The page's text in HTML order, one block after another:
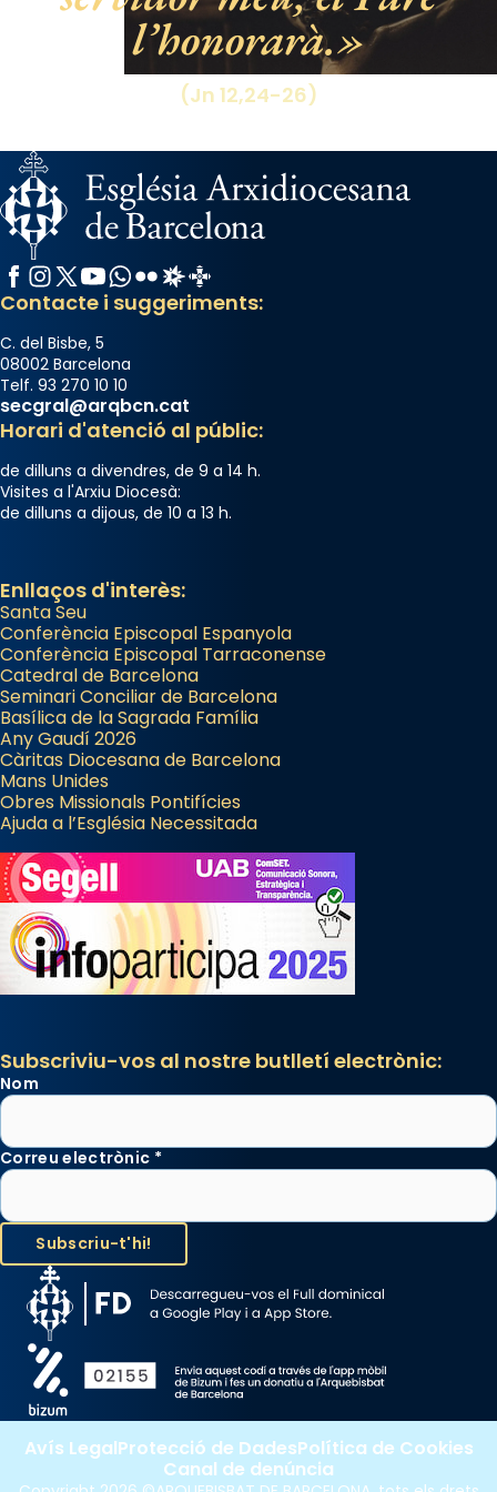
View on Facebook Share
l’honorarà.
(Jn 12,24-26)
Facebook
Instagram
X / Twitter
YouTube
WhatsApp
FlickrRadio Estel
Catalunya Cristiana
Contacte i suggeriments:
C. del Bisbe, 5
08002 Barcelona
Telf. 93 270 10 10
secgral@arqbcn.cat
Horari d'atenció al públic:
de dilluns a divendres, de 9 a 14 h.
Visites a l'Arxiu Diocesà:
de dilluns a dijous, de 10 a 13 h.
Enllaços d'interès:
Santa Seu
Conferència Episcopal Espanyola
Conferència Episcopal Tarraconense
Catedral de Barcelona
Seminari Conciliar de Barcelona
Basílica de la Sagrada Família
Any Gaudí 2026
Càritas Diocesana de Barcelona
Mans Unides
Obres Missionals Pontifícies
Ajuda a l’Església Necessitada
Subscriviu-vos al nostre butlletí electrònic:
Nom
Correu electrònic *
Avís LegalProtecció de DadesPolítica de Cookies
Canal de denúncia